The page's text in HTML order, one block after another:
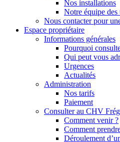
Nos installations
Notre équipe des
Nous contacter pour
Espace propriétaire
Informations générales
Pourquoi
Qui peut vous
Urgences
Actualités
Administration
Nos tarifs
Paiement
Consulter au CHV
Comment venir ?
Comment
Déroulement